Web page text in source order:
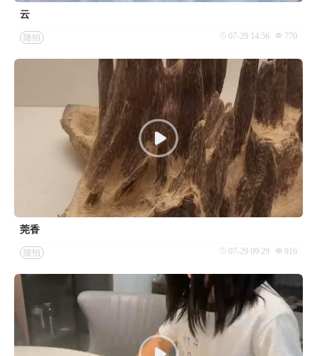
云
随拍 07-29 14:56 770
莞香
随拍 07-29 09:29 916